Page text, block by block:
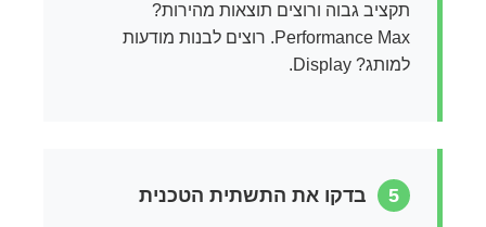
תקציב גבוה ורוצים תוצאות מהירות?
Performance Max. רוצים לבנות מודעות
למותג? Display.
5 בדקו את התשתית הטכנית